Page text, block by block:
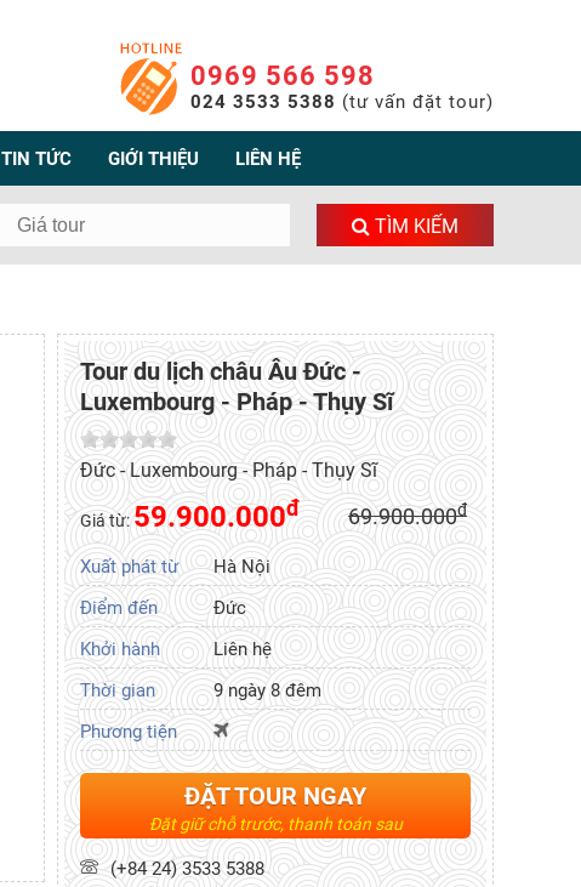
0969 566 598
024 3533 5388 (tư vấn đặt tour)
TIN TỨC GIỚI THIỆU LIÊN HỆ
TÌM KIẾM
Tour du lịch châu Âu Đức -
Luxembourg - Pháp - Thụy Sĩ
Đức - Luxembourg - Pháp - Thụy Sĩ
Giá từ:59.900.000đ 69.900.000đ
Xuất phát từ
Hà Nội
Điểm đến
Đức
Khởi hành
Liên hệ
Thời gian
9 ngày 8 đêm
Phương tiện
ĐẶT TOUR NGAY
Đặt giữ chỗ trước, thanh toán sau
(+84 24) 3533 5388